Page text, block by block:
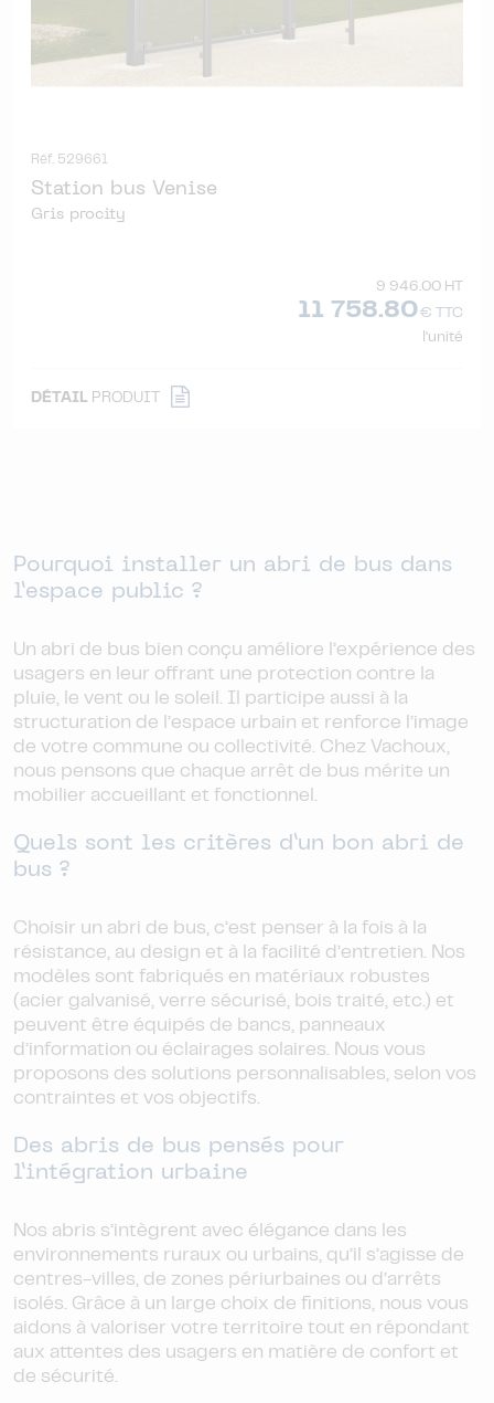
Réf. 529661
Station bus Venise
Gris procity
9 946.00 HT
11 758.80€ TTC
l'unité
DÉTAIL PRODUIT
Pourquoi installer un abri de bus dans
l’espace public ?
Un abri de bus bien conçu améliore l’expérience des
usagers en leur offrant une protection contre la
pluie, le vent ou le soleil. Il participe aussi à la
structuration de l’espace urbain et renforce l’image
de votre commune ou collectivité. Chez Vachoux,
nous pensons que chaque arrêt de bus mérite un
mobilier accueillant et fonctionnel.
Quels sont les critères d’un bon abri de
bus ?
Choisir un abri de bus, c’est penser à la fois à la
résistance, au design et à la facilité d’entretien. Nos
modèles sont fabriqués en matériaux robustes
(acier galvanisé, verre sécurisé, bois traité, etc.) et
peuvent être équipés de bancs, panneaux
d’information ou éclairages solaires. Nous vous
proposons des solutions personnalisables, selon vos
contraintes et vos objectifs.
Des abris de bus pensés pour
l’intégration urbaine
Nos abris s’intègrent avec élégance dans les
environnements ruraux ou urbains, qu’il s’agisse de
centres-villes, de zones périurbaines ou d’arrêts
isolés. Grâce à un large choix de finitions, nous vous
aidons à valoriser votre territoire tout en répondant
aux attentes des usagers en matière de confort et
de sécurité.